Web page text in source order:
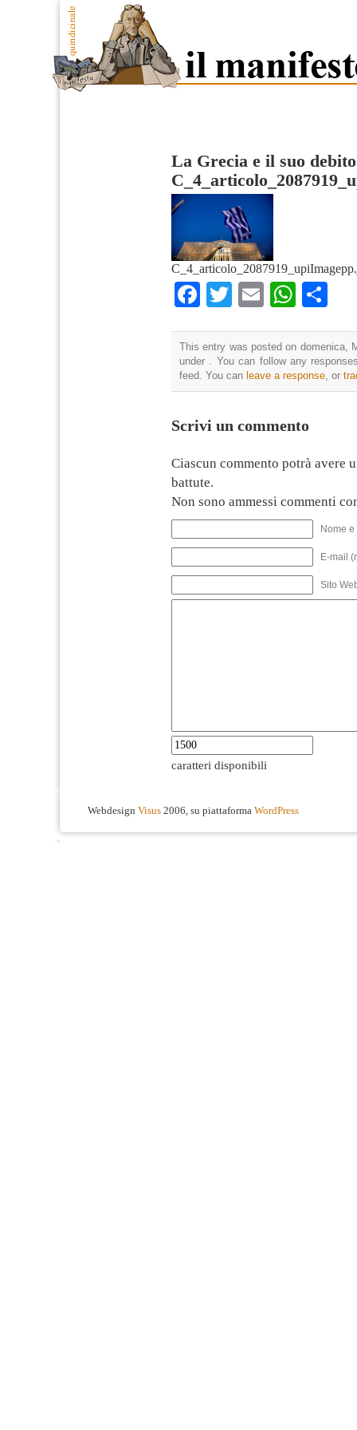
La Grecia e il suo debito
Facebook
TwitterEmail
This entry was posted on domenica,
under . You can follow any
feed. You can leave a response , or
Scrivi un commento
Ciascun commento potrà avere
battute.
Non sono ammessi commenti
Nome
E-mail
Sito
caratteri disponibili
Webdesign Visus 2006, su piattaforma WordPress